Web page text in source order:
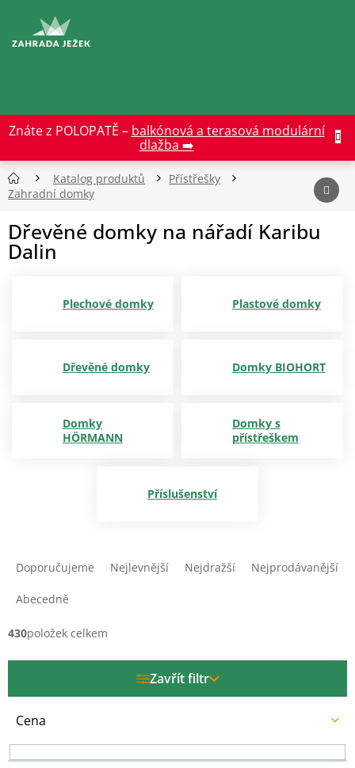
obsah
Znáte z POLOPATĚ – balkónová a terasová modulární
dlažba ➡️
Katalog produktů
Přístřešky
Zahradní domky
Dřevěné domky na nářadí Karibu
Dalin
Plechové domky Plastové domky
Dřevěné domky Domky BIOHORT
Domky
HÖRMANN
Domky s
přístřeškem
Příslušenství
í
k
t
Doporučujeme Nejlevnější Nejdražší Nejprodávanější
Abecedně
430položek celkem
Zavřít filtr
Cena